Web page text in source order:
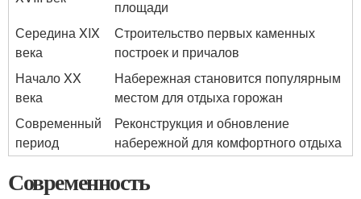
площади
Середина XIX
века
Строительство первых каменных
построек и причалов
Начало XX
века
Набережная становится популярным
местом для отдыха горожан
Современный
период
Реконструкция и обновление
набережной для комфортного отдыха
Современность